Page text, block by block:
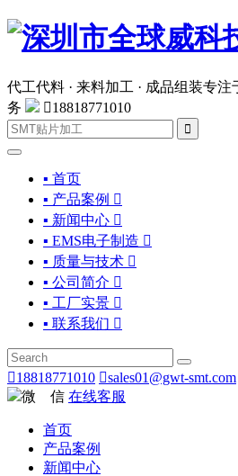
代工代料 · 来料加工 · 成品组装专注
务
18818771010

▪ 首页
▪ 产品案例 
▪ 新闻中心 
▪ EMS电子制造 
▪ 质量与技术 
▪ 公司简介 
▪ 工厂实景 
▪ 联系我们 
18818771010 sales01@gwt-smt.com
微 信 在线客服
首页
产品案例
新闻中心